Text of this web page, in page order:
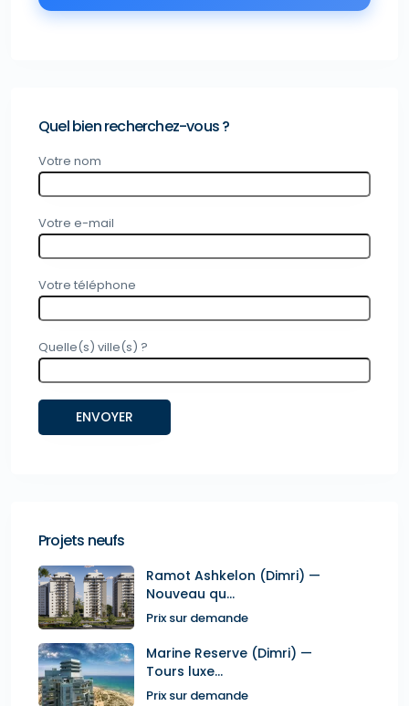
Quel bien recherchez-vous ?
Votre nom
Votre e-mail
Votre téléphone
Quelle(s) ville(s) ?
Projets neufs
Ramot Ashkelon (Dimri) —
Nouveau qu...
Prix sur demande
Marine Reserve (Dimri) —
Tours luxe...
Prix sur demande